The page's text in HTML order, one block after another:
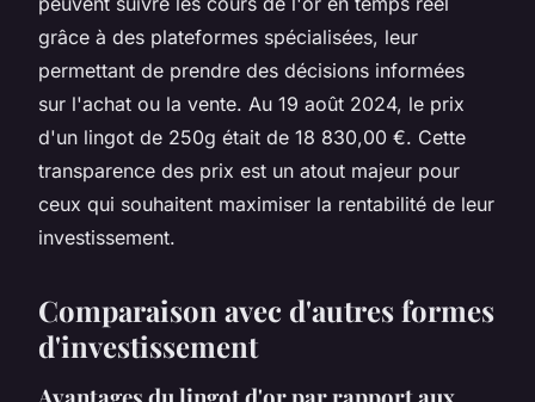
grâce à des plateformes spécialisées, leur
permettant de prendre des décisions informées
sur l'achat ou la vente. Au 19 août 2024, le prix
d'un lingot de 250g était de 18 830,00 €. Cette
transparence des prix est un atout majeur pour
ceux qui souhaitent maximiser la rentabilité de leur
investissement.
Comparaison avec d'autres formes
d'investissement